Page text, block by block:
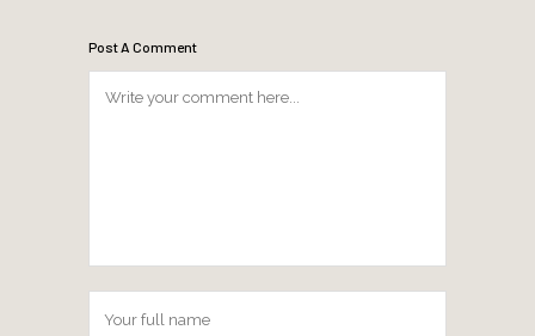
Post A Comment